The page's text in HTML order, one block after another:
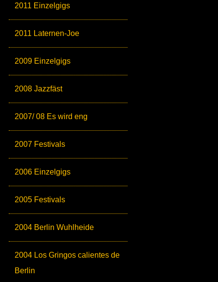
2011 Einzelgigs
2011 Laternen-Joe
2009 Einzelgigs
2008 Jazzfäst
2007/ 08 Es wird eng
2007 Festivals
2006 Einzelgigs
2005 Festivals
2004 Berlin Wuhlheide
2004 Los Gringos calientes de
Berlin